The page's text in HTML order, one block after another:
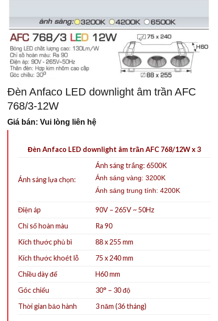
Đèn Anfaco LED downlight âm trần AFC
768/3-12W
Giá bán: Vui lòng liên hệ
Đèn Anfaco LED downlight âm trần AFC 768/12W x 3
Ánh sáng lựa chọn:
Ánh sáng trắng: 6500K
Ánh sáng vàng: 3200K
Ánh sáng trung tính: 4200K
Điện áp
90V – 265V ~ 50Hz
Chỉ số hoàn màu
Ra 90
Kích thước phủ bì
88 x 255 mm
Kích thước khoét lỗ
75 x 240 mm
Chiều dày đế
H60 mm
Góc chiếu
30° – 30 độ
Thời gian bảo hành
3 năm (36 tháng)